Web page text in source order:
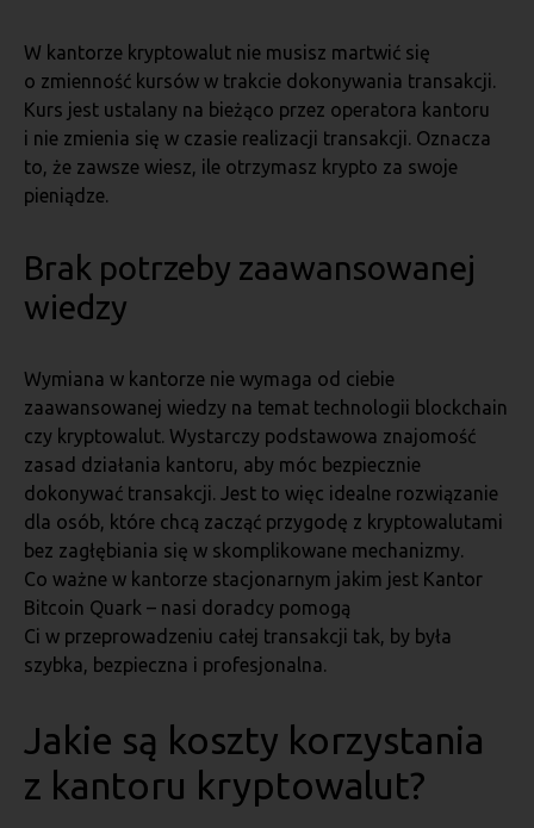
W kantorze kryptowalut nie musisz martwić się
o zmienność kursów w trakcie dokonywania transakcji.
Kurs jest ustalany na bieżąco przez operatora kantoru
i nie zmienia się w czasie realizacji transakcji. Oznacza
to, że zawsze wiesz, ile otrzymasz krypto za swoje
pieniądze.
Brak potrzeby zaawansowanej
wiedzy
Wymiana w kantorze nie wymaga od ciebie
zaawansowanej wiedzy na temat technologii blockchain
czy kryptowalut. Wystarczy podstawowa znajomość
zasad działania kantoru, aby móc bezpiecznie
dokonywać transakcji. Jest to więc idealne rozwiązanie
dla osób, które chcą zacząć przygodę z kryptowalutami
bez zagłębiania się w skomplikowane mechanizmy.
Co ważne w kantorze stacjonarnym jakim jest Kantor
Bitcoin Quark – nasi doradcy pomogą
Ci w przeprowadzeniu całej transakcji tak, by była
szybka, bezpieczna i profesjonalna.
Jakie są koszty korzystania
z kantoru kryptowalut?